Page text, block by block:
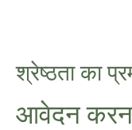
श्रेष्ठता का
आवेदन